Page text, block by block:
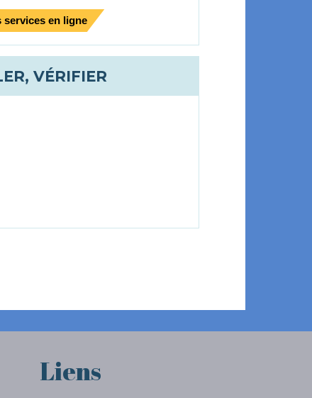
services en ligne
VÉRIFIER
Liens